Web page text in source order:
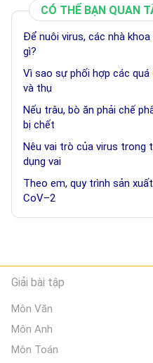
CÓ THỂ BẠN QUAN
Để nuôi virus, các nhà
gì?
Vì sao sự phối hợp các quá
và thụ
Nếu trâu, bò ăn phải chế
bị chết
Nêu vai trò của virus trong
dụng vai
Theo em, quy trình sản
CoV–2
Giải bài tập
Môn Văn
Môn Anh
Môn Toán